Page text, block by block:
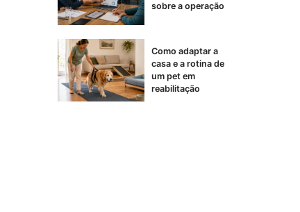
sobre a operação
Como adaptar a
casa e a rotina de
um pet em
reabilitação